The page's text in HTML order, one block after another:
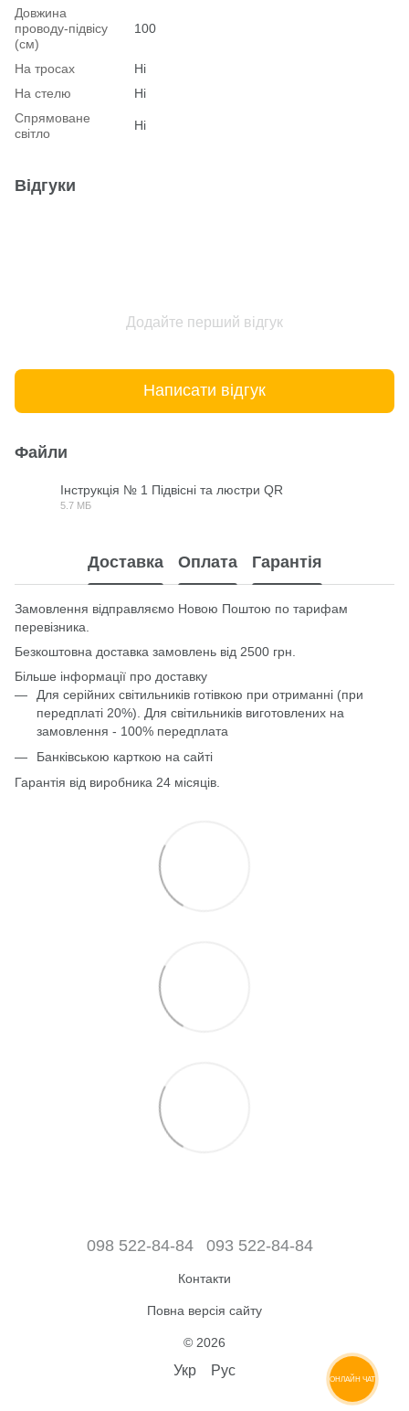
Довжина
проводу-підвісу
(см)
100
На тросах
Ні
На стелю
Ні
Спрямоване
світло
Ні
Відгуки
Додайте перший відгук
Написати відгук
Файли
Інструкція № 1 Підвісні та люстри QR
5.7 МБ
Доставка Оплата Гарантія
Замовлення відправляємо Новою Поштою по тарифам
перевізника.
Безкоштовна доставка замовлень від 2500 грн.
Більше інформації про доставку
Для серійних світильників готівкою при отриманні (при
передплаті 20%). Для світильників виготовлених на
замовлення - 100% передплата
Банківською карткою на сайті
Гарантія від виробника 24 місяців.
098 522-84-84 093 522-84-84
Контакти
Повна версія сайту
© 2026
Укр Рус
ОНЛАЙН ЧАТ